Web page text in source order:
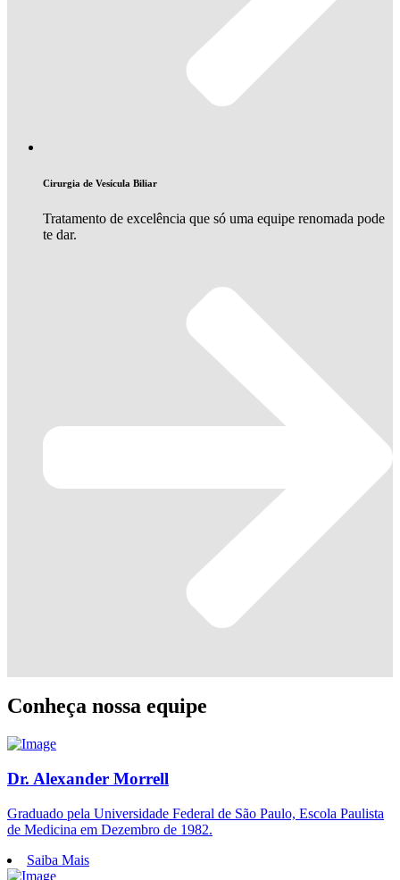
Cirurgia de Vesícula Biliar
Tratamento de excelência que só uma equipe renomada pode
te dar.
Conheça nossa equipe
Dr. Alexander Morrell
Graduado pela Universidade Federal de São Paulo, Escola Paulista
de Medicina em Dezembro de 1982.
Saiba Mais